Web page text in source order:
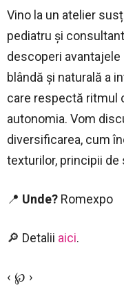
Vino la un atelier
pediatru și
descoperi
blândă și naturală a
care respectă ritmul
autonomia. Vom
diversificarea, cum
texturilor, principii de
📍 Unde? Romexpo
🔎 Detalii aici.
‹ ℘ ›